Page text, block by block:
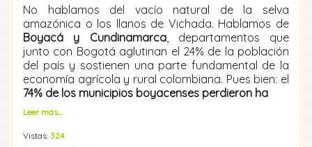
No hablamos del vacío natural de la selva
amazónica o los llanos de Vichada. Hablamos de
Boyacá y Cundinamarca, departamentos que
junto con Bogotá aglutinan el 24% de la población
del país y sostienen una parte fundamental de la
economía agrícola y rural colombiana. Pues bien: el
74% de los municipios boyacenses perdieron ha
Leer más…
Vistas: 324